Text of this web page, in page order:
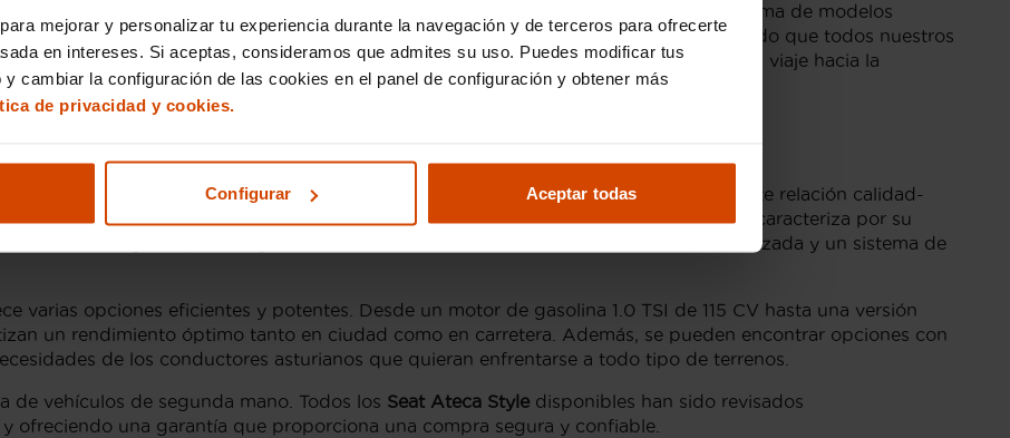
mejorar y personalizar tu experiencia durante la navegación y de terceros para ofrecerte
en intereses. Si aceptas, consideramos que admites su uso. Puedes modificar tus
cambiar la configuración de las cookies en el panel de configuración y obtener más
de privacidad y cookies.
Configurar Aceptar todas
de segunda mano ideal en Asturias. Nuestro portal online muestra una amplia gama de modelos
de conducción. Evaluamos cada vehículo con un ojo atento a la calidad, asegurando que todos nuestros
por nuestro inventario, selecciona las características que más valoras y empieza tu viaje hacia la
solo Flexicar puede ofrecer.
en Asturias
dentro del segmento SUV en
. Este modelo destaca por su excelente relación calidad-
un coche de segunda mano fiable y con prestaciones superiores. El Ateca Style se caracteriza por su
tecnológico, que incluye sistemas de asistencia al conductor, conectividad avanzada y un sistema de
varias opciones eficientes y potentes. Desde un motor de gasolina 1.0 TSI de 115 CV hasta una versión
un rendimiento óptimo tanto en ciudad como en carretera. Además, se pueden encontrar opciones con
de los conductores asturianos que quieran enfrentarse a todo tipo de terrenos.
de vehículos de segunda mano. Todos los Seat Ateca Style disponibles han sido revisados
ofreciendo una garantía que proporciona una compra segura y confiable.